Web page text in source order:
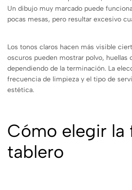
Un dibujo muy marcado puede
pocas mesas, pero resultar excesivo
Los tonos claros hacen más visible
oscuros pueden mostrar polvo, huellas
dependiendo de la terminación. La
frecuencia de limpieza y el tipo de
estética.
Cómo elegir la
tablero